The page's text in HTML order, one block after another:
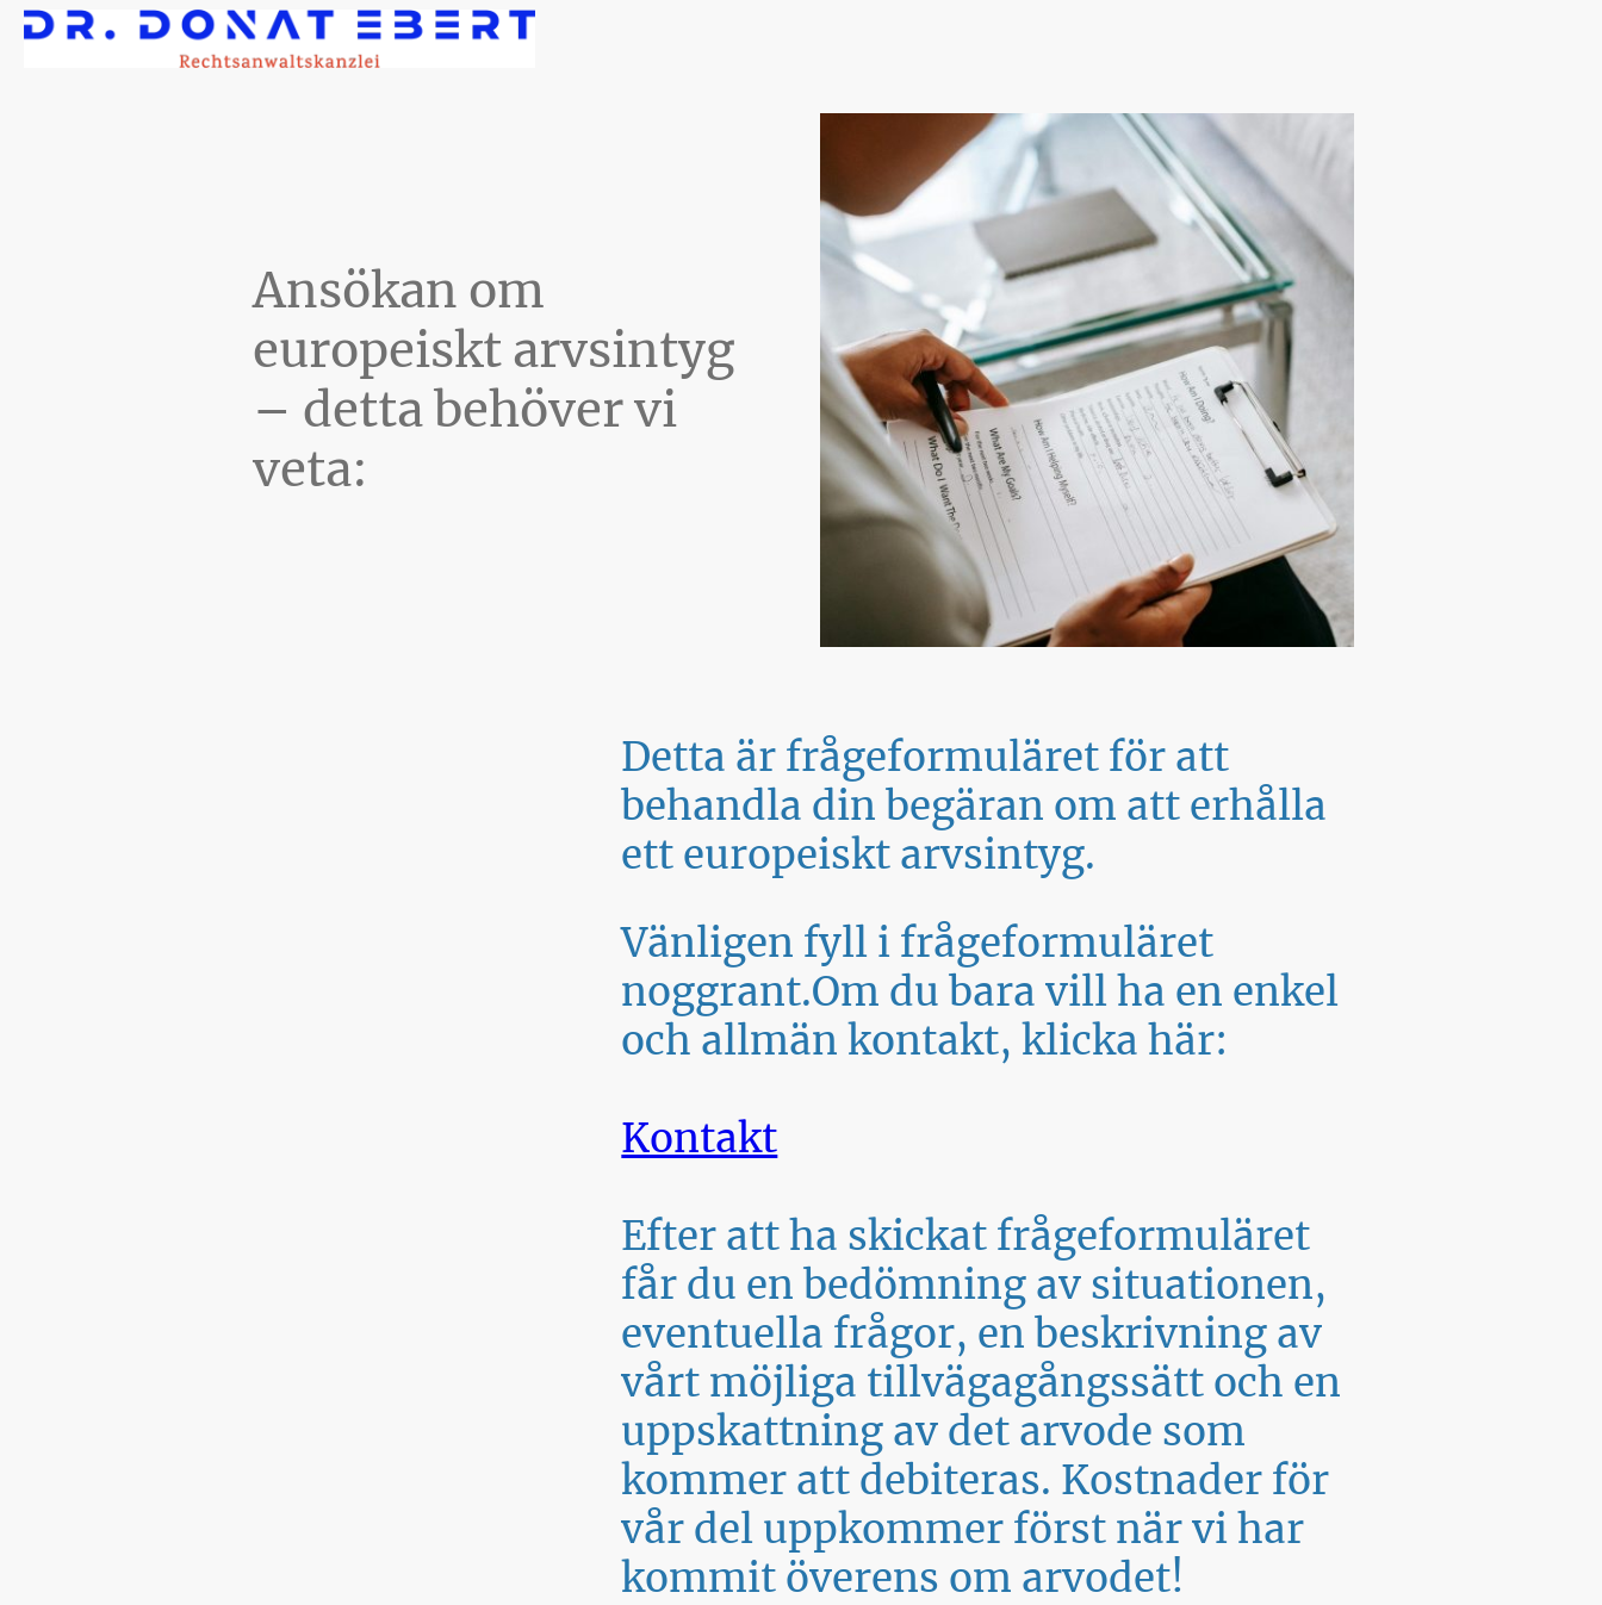
Ansökan om
europeiskt arvsintyg
– detta behöver vi
veta:
Detta är frågeformuläret för att
behandla din begäran om att erhålla
ett europeiskt arvsintyg.
Vänligen fyll i frågeformuläret
noggrant.Om du bara vill ha en enkel
och allmän kontakt, klicka här:
Kontakt
Efter att ha skickat frågeformuläret
får du en bedömning av situationen,
eventuella frågor, en beskrivning av
vårt möjliga tillvägagångssätt och en
uppskattning av det arvode som
kommer att debiteras. Kostnader för
vår del uppkommer först när vi har
kommit överens om arvodet!